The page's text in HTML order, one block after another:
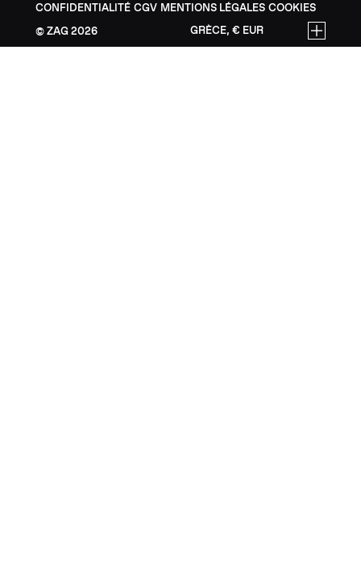
CONFIDENTIALITÉ CGV MENTIONS LÉGALES COOKIES
ZAG 2026 GRÈCE, € EUR